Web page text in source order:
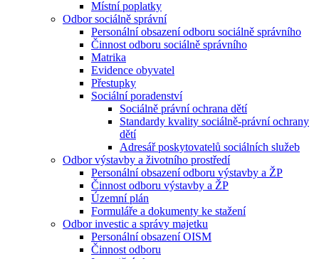
Místní poplatky
Odbor sociálně správní
Personální obsazení odboru sociálně správního
Činnost odboru sociálně správního
Matrika
Evidence obyvatel
Přestupky
Sociální poradenství
Sociálně právní ochrana dětí
Standardy kvality sociálně-právní ochrany
dětí
Adresář poskytovatelů sociálních služeb
Odbor výstavby a životního prostředí
Personální obsazení odboru výstavby a ŽP
Činnost odboru výstavby a ŽP
Územní plán
Formuláře a dokumenty ke stažení
Odbor investic a správy majetku
Personální obsazení OISM
Činnost odboru